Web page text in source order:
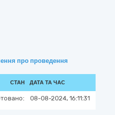
про проведення
СТАН ДАТА ТА ЧАС
08-08-2024, 16:11:31